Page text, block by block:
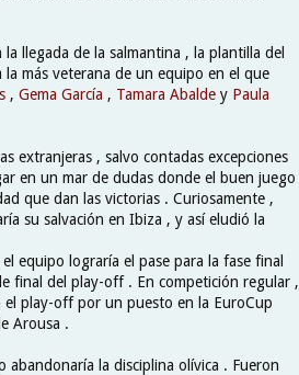
llegada de la salmantina , la plantilla del
más veterana de un equipo en el que
, Gema García , Tamara Abalde y Paula
extranjeras , salvo contadas excepciones
en un mar de dudas donde el buen juego
que dan las victorias . Curiosamente ,
su salvación en Ibiza , y así eludió la
equipo lograría el pase para la fase final
final del play-off . En competición regular ,
el play-off por un puesto en la EuroCup
Arousa .
la disciplina olívica . Fueron